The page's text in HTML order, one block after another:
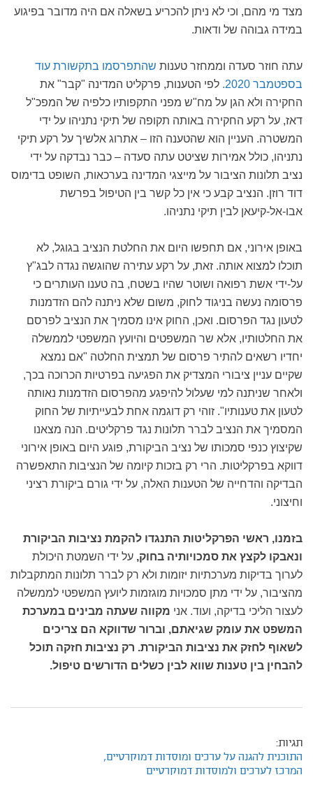
מצד מי מהם, וכי לא ניתן להכריע בשאלה אם היה מדובר בפיגוע
במידה גבוהה של ודאות.
עתה חוזר סעדה וממחזר טענות שהתפרסמו בתקשורת עוד
בספטמבר 2020.
לפי הטענות, פרקליט המדינה "קבר" את
החקירה ולא הגן על מח"ש מפני התקפותיו כלפיה של המפכ"ל
דאז, על רקע החקירה באותה תקופה של תיקי נתניהו על ידי
המשטרה. העניין הוא שהטענה הזו – אתרוג אלשיך על רקע תיקי
נתניהו, כולל אמירות שציטט עתה סעדה – כבר נבדקה על ידי
נציב תלונות הציבור על מייצגי המדינה בערכאות, השופט בדימוס
דוד רוזן. הנציב קבע כי אין כל קשר בין הטיפול בפרשת
אבו-אל-קיעאן לבין תיקי נתניהו.
באופן אירוני, אם תחפשו היום את החלטת הנציב בגוגל, לא
תוכלו למצוא אותה. זאת, על רקע עתירה שהוגשה נגדה לבג"ץ
על-ידי אשת רפואה ושוטר שהיו בשטח, בה טענו העותרים כי
פרסומה נעשה בניגוד לחוק, משום שלא ניתנה להם הזדמנות
לטעון נגד הפרסום. ואכן, החוק אינו מסמיך את הנציב לפרסם
את החלטותיו, אלא שר המשפטים והיועץ המשפטי לממשלה
יחדיו רשאים להתיר פרסום של תמצית החלטה "אם נמצא
שקיים עניין ציבורי המצדיק את הפגיעה בפרטיות הכרוכה בכך,
ולאחר שניתנה למי שעלול להיפגע מהפרסום הזדמנות נאותה
לטעון את טענותיו". זוהי רק דוגמה אחת לבעייתיות של החוק
המסמיך את הנציב לברר תלונות נגד פרקליטים. הנה מצאנו
שקיצוץ כנפי סמכותו של נציב הביקורת, פוגע היום באופן אירוני
דווקא בפרקליטות. הרי רק בזכות קיומה של הנציבות התאפשרה
הבדיקה והדחייה של הטענות האלה, על ידי גורם ביקורת רציני
וחיצוני.
בזמנו, ראשי הפרקליטות התנגדו להקמת נציבות הביקורת
ונאבקו לקצץ את סמכויותיה בחוק, על ידי השמטת היכולת
לערוך בדיקות מערכתיות יזומות ולא רק לברר תלונות המתקבלות
מהציבור, על ידי מתן סמכויות מוגזמות ליועץ המשפטי לממשלה
לעצור הליכי בדיקה, ועוד. אני מקווה שעתה מבינים במערכת
המשפט את עומק שגיאתם, וברור שדווקא הם צריכים
לשאוף לחזק את נציבות הביקורת. רק נציבות חזקה תוכל
להבחין בין טענות שווא לבין כשלים הדורשים טיפול.
תגיות:
התוכנית להגנה על ערכים ומוסדות דמוקרטיים,
המרכז לערכים ולמוסדות דמוקרטיים